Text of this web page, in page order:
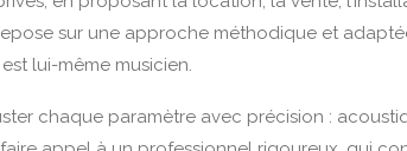
sur une approche méthodique et
lui-même musicien.
chaque paramètre avec précision :